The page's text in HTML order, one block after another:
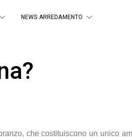
NEWS ARREDAMENTO
che costituiscono un unico